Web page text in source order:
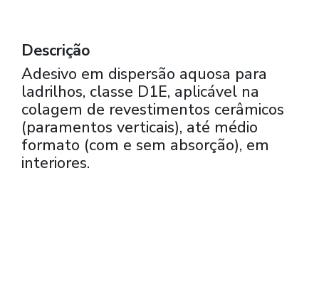
Descrição
Adesivo em dispersão aquosa para
ladrilhos, classe D1E, aplicável na
colagem de revestimentos cerâmicos
(paramentos verticais), até médio
formato (com e sem absorção), em
interiores.